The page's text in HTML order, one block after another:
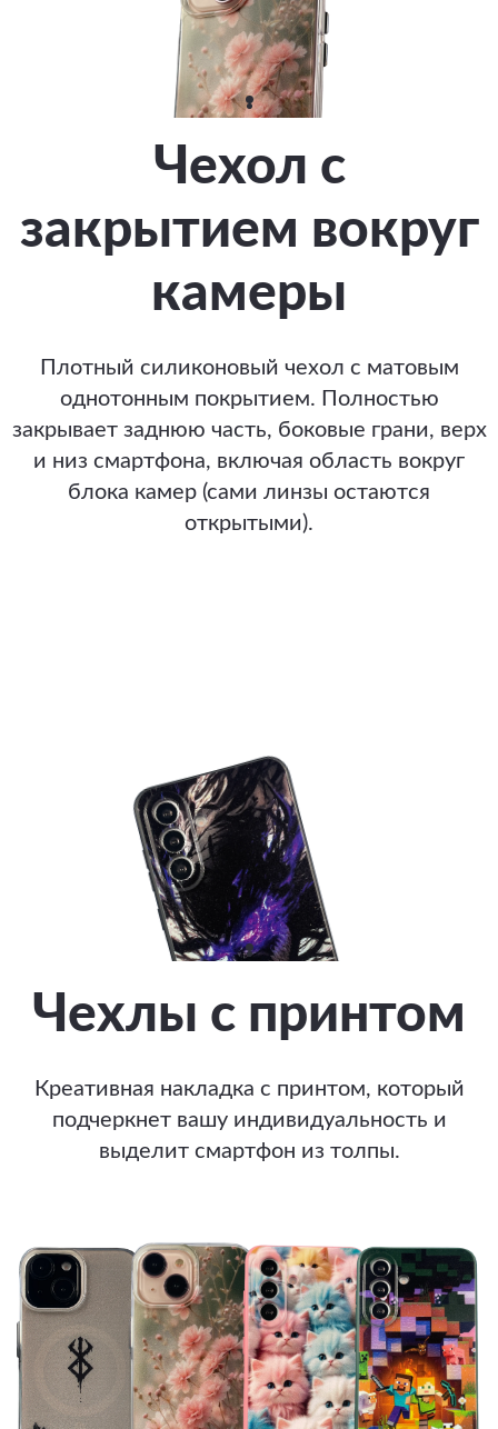
Чехол с
закрытием вокруг
камеры
Плотный силиконовый чехол с матовым
однотонным покрытием. Полностью
закрывает заднюю часть, боковые грани, верх
и низ смартфона, включая область вокруг
блока камер (сами линзы остаются
открытыми).
Чехлы с принтом
Креативная накладка с принтом, который
подчеркнет вашу индивидуальность и
выделит смартфон из толпы.